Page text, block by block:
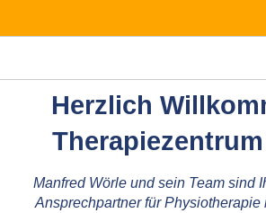
Herzlich
Manfred Wörle und sein Team sind
Ansprechpartner für